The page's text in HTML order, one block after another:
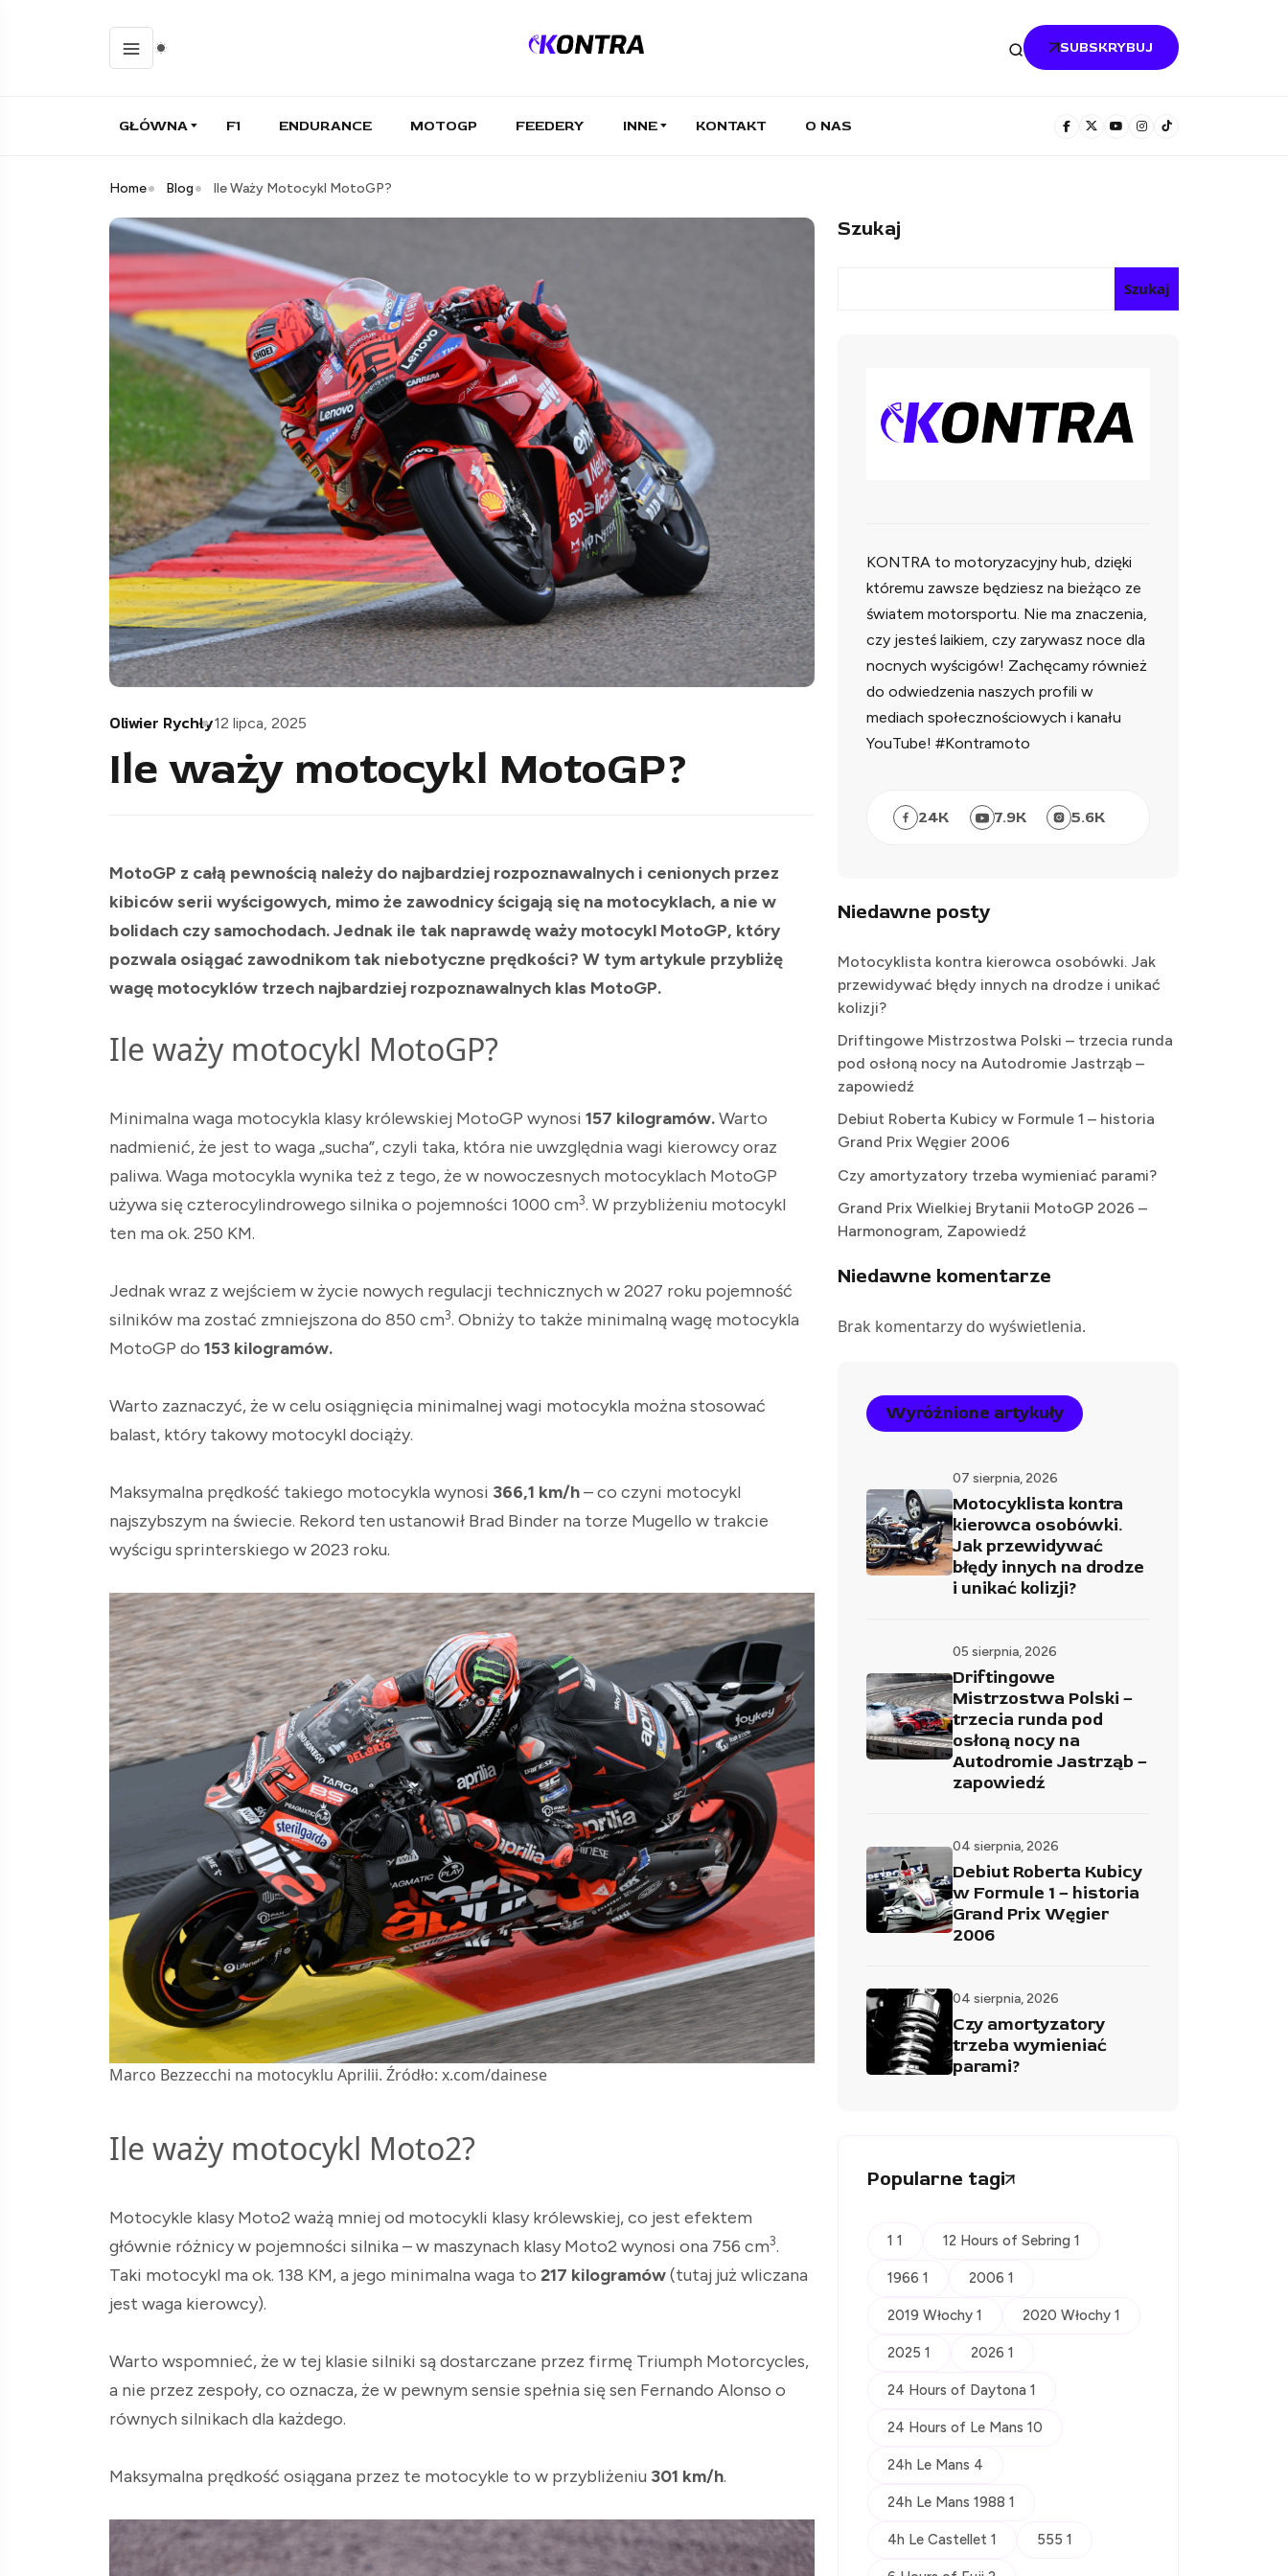
SUBSKRYBUJ
GŁÓWNA F1 ENDURANCE MOTOGP FEEDERY INNE KONTAKT O NAS
Home Blog Ile Waży Motocykl MotoGP?
Oliwier Rychły12 lipca, 2025
Ile waży motocykl MotoGP?
MotoGP z całą pewnością należy do najbardziej rozpoznawalnych i cenionych przez
kibiców serii wyścigowych, mimo że zawodnicy ścigają się na motocyklach, a nie w
bolidach czy samochodach. Jednak ile tak naprawdę waży motocykl MotoGP, który
pozwala osiągać zawodnikom tak niebotyczne prędkości? W tym artykule przybliżę
wagę motocyklów trzech najbardziej rozpoznawalnych klas MotoGP.
Ile waży motocykl MotoGP?
Minimalna waga motocykla klasy królewskiej MotoGP wynosi 157 kilogramów.Warto
nadmienić, że jest to waga „sucha”, czyli taka, która nie uwzględnia wagi kierowcy oraz
paliwa. Waga motocykla wynika też z tego, że w nowoczesnych motocyklach MotoGP
używa się czterocylindrowego silnika o pojemności 1000 cm3. W przybliżeniu motocykl
ten ma ok. 250 KM.
Jednak wraz z wejściem w życie nowych regulacji technicznych w 2027 roku pojemność
silników ma zostać zmniejszona do 850 cm3. Obniży to także minimalną wagę motocykla
MotoGP do 153 kilogramów.
Warto zaznaczyć, że w celu osiągnięcia minimalnej wagi motocykla można stosować
balast, który takowy motocykl dociąży.
Maksymalna prędkość takiego motocykla wynosi 366,1 km/h– co czyni motocykl
najszybszym na świecie. Rekord ten ustanowił Brad Binder na torze Mugello w trakcie
wyścigu sprinterskiego w 2023 roku.
Marco Bezzecchi na motocyklu Aprilii. Źródło: x.com/dainese
Ile waży motocykl Moto2?
Motocykle klasy Moto2 ważą mniej od motocykli klasy królewskiej, co jest efektem
głównie różnicy w pojemności silnika – w maszynach klasy Moto2 wynosi ona 756 cm3.
Taki motocykl ma ok. 138 KM, a jego minimalna waga to 217 kilogramów(tutaj już wliczana
jest waga kierowcy).
Warto wspomnieć, że w tej klasie silniki są dostarczane przez firmę Triumph Motorcycles,
a nie przez zespoły, co oznacza, że w pewnym sensie spełnia się sen Fernando Alonso o
równych silnikach dla każdego.
Maksymalna prędkość osiągana przez te motocykle to w przybliżeniu 301 km/h.
Szukaj
Szukaj
KONTRA to motoryzacyjny hub, dzięki
któremu zawsze będziesz na bieżąco ze
światem motorsportu. Nie ma znaczenia,
czy jesteś laikiem, czy zarywasz noce dla
nocnych wyścigów! Zachęcamy również
do odwiedzenia naszych profili w
mediach społecznościowych i kanału
YouTube! #Kontramoto
24K 7.9K 5.6K
Niedawne posty
Motocyklista kontra kierowca osobówki. Jak
przewidywać błędy innych na drodze i unikać
kolizji?
Driftingowe Mistrzostwa Polski – trzecia runda
pod osłoną nocy na Autodromie Jastrząb –
zapowiedź
Debiut Roberta Kubicy w Formule 1 – historia
Grand Prix Węgier 2006
Czy amortyzatory trzeba wymieniać parami?
Grand Prix Wielkiej Brytanii MotoGP 2026 –
Harmonogram, Zapowiedź
Niedawne komentarze
Brak komentarzy do wyświetlenia.
Wyróżnione artykuły
07 sierpnia, 2026
Motocyklista kontra
kierowca osobówki.
Jak przewidywać
błędy innych na drodze
i unikać kolizji?
05 sierpnia, 2026
Driftingowe
Mistrzostwa Polski –
trzecia runda pod
osłoną nocy na
Autodromie Jastrząb –
zapowiedź
04 sierpnia, 2026
Debiut Roberta Kubicy
w Formule 1 – historia
Grand Prix Węgier
2006
04 sierpnia, 2026
Czy amortyzatory
trzeba wymieniać
parami?
Popularne tagi
1 1 12 Hours of Sebring 1
1966 1 2006 1
2019 Włochy 1 2020 Włochy 1
2025 1 2026 1
24 Hours of Daytona 1
24 Hours of Le Mans 10
24h Le Mans 4
24h Le Mans 1988 1
4h Le Castellet 1 555 1